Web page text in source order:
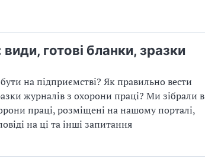
готові бланки, зразки
на підприємстві? Як правильно вести
журналів з охорони праці? Ми зібрали в
праці, розміщені на нашому порталі,
на ці та інші запитання